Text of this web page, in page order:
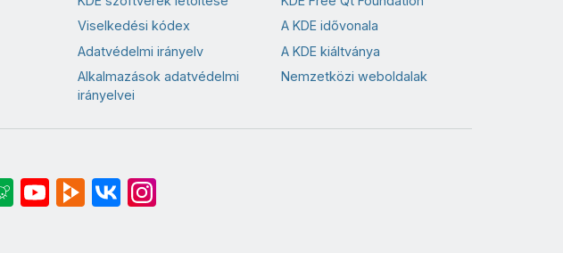
Viselkedési kódex
Adatvédelmi irányelv
Alkalmazások adatvédelmi
irányelvei
A KDE idővonala
A KDE kiáltványa
Nemzetközi weboldalak